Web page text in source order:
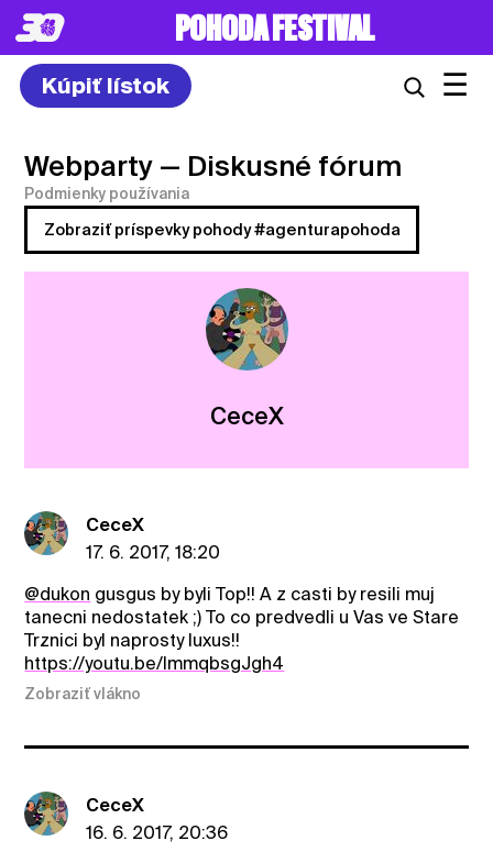
POHODA FESTIVAL
Kúpiť lístok ☰
Webparty — Diskusné fórum
Podmienky používania
Zobraziť príspevky pohody #agenturapohoda
CeceX
CeceX
17. 6. 2017, 18:20
@dukon gusgus by byli Top!! A z casti by resili muj
tanecni nedostatek ;) To co predvedli u Vas ve Stare
Trznici byl naprosty luxus!!
https://youtu.be/lmmqbsgJgh4
Zobraziť vlákno
CeceX
16. 6. 2017, 20:36